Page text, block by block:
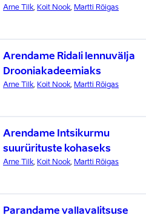
Arne Tilk, Koit Nook, Martti Rõigas
Arendame Ridali lennuvälja
Drooniakadeemiaks
Arne Tilk, Koit Nook, Martti Rõigas
Arendame Intsikurmu
suurürituste kohaseks
Arne Tilk, Koit Nook, Martti Rõigas
Parandame vallavalitsuse